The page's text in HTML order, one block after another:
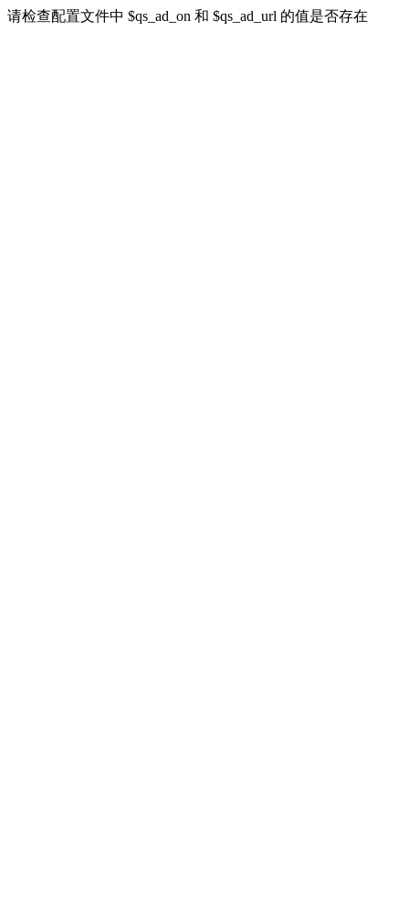
请检查配置文件中 $qs_ad_on 和 $qs_ad_url 的值是否存在